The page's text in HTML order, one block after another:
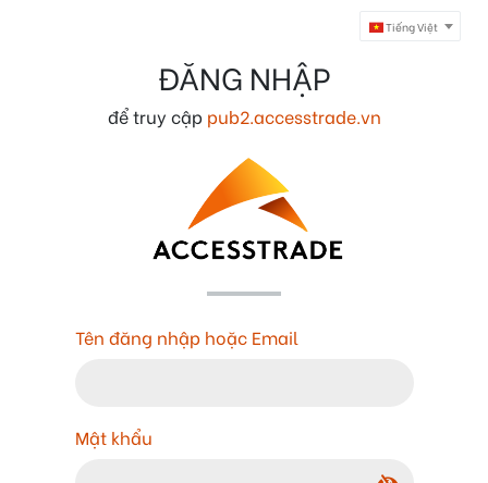
Tiếng Việt
ĐĂNG NHẬP
để truy cập pub2.accesstrade.vn
Tên đăng nhập hoặc Email
Mật khẩu